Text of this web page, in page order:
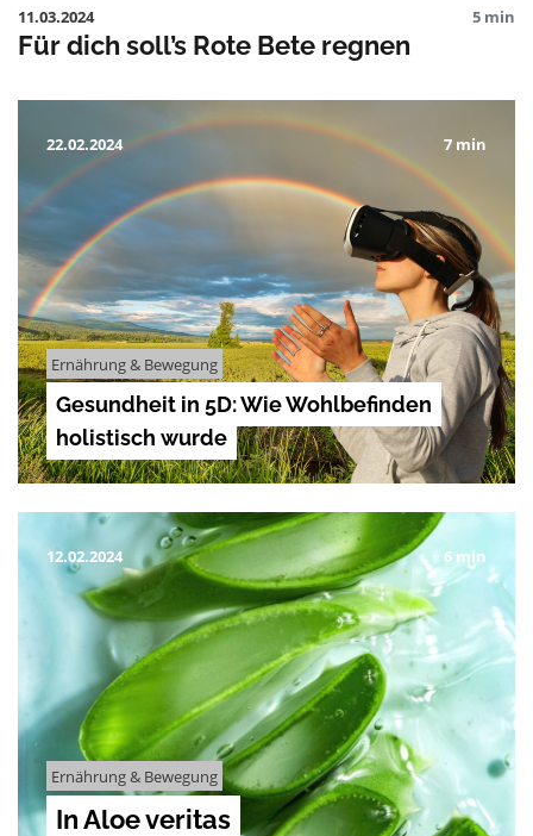
11.03.2024
5 min
Für dich soll’s Rote Bete regnen
22.02.2024 7 min
Ernährung & Bewegung
Gesundheit in 5D: Wie Wohlbefinden
holistisch wurde
12.02.2024 6 min
Ernährung & Bewegung
In Aloe veritas